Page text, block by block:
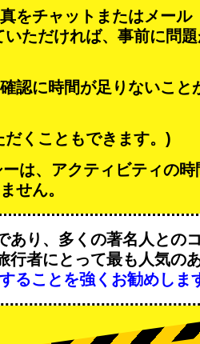
をチャットまたはメール
いただければ、事前に問
認に時間が足りないこと
くこともできます。)
は、アクティビティの時
せん。
り、 多くの著名人 との
行者にとって最も人気の
ることを強くお勧めしま